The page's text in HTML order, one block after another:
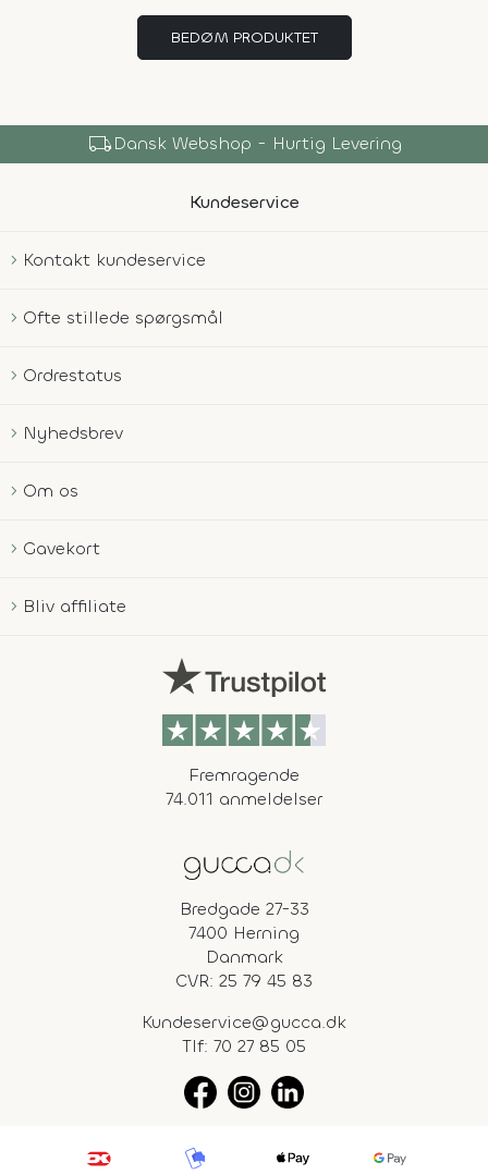
BEDØM PRODUKTET
local_shippingDansk Webshop - Hurtig Levering
Kundeservice
Kontakt kundeservice
Ofte stillede spørgsmål
Ordrestatus
Nyhedsbrev
Om os
Gavekort
Bliv affiliate
Fremragende
74.011 anmeldelser
Bredgade 27-33
7400 Herning
Danmark
CVR: 25 79 45 83
Kundeservice@gucca.dk
Tlf: 70 27 85 05